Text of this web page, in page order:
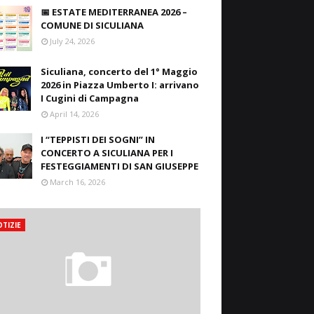
📅 ESTATE MEDITERRANEA 2026 –
COMUNE DI SICULIANA
July 24, 2026
Siculiana, concerto del 1° Maggio
2026 in Piazza Umberto I: arrivano
I Cugini di Campagna
April 14, 2026
I “TEPPISTI DEI SOGNI” IN
CONCERTO A SICULIANA PER I
FESTEGGIAMENTI DI SAN GIUSEPPE
March 16, 2026